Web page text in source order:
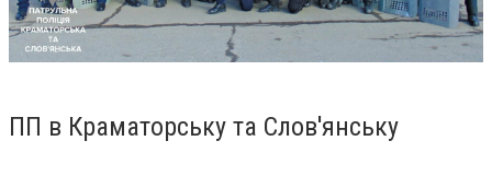
ПП в Краматорську та Слов'янську